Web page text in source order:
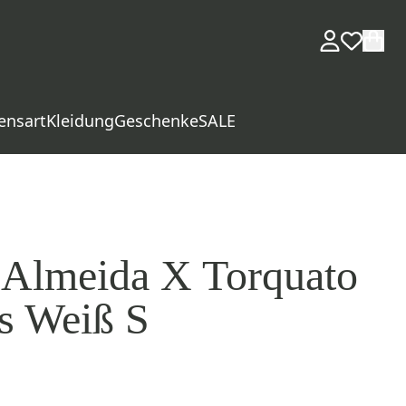
KleidungGeschenkeSALE
X Torquato
Weiß S